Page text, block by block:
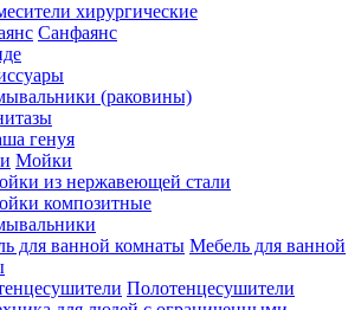
хирургические
Санфаянс
(раковины)
генуя
Мойки
из нержавеющей стали
композитные
Мебель для ванной
Полотенцесушители